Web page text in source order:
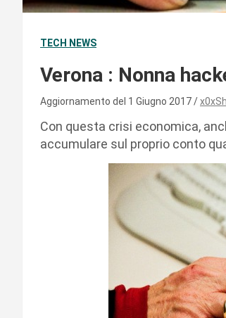
TECH NEWS
Verona : Nonna
Aggiornamento del 1 Giugno 2017
Con questa crisi economica,
accumulare sul proprio conto